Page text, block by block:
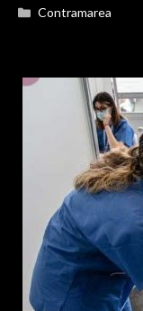
Categorías
Contramarea